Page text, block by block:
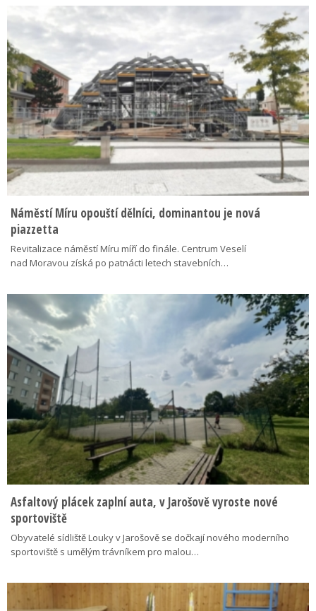
Náměstí Míru opouští dělníci, dominantou je nová
piazzetta
Revitalizace náměstí Míru míří do finále. Centrum Veselí
nad Moravou získá po patnácti letech stavebních…
Asfaltový plácek zaplní auta, v Jarošově vyroste nové
sportoviště
Obyvatelé sídliště Louky v Jarošově se dočkají nového moderního
sportoviště s umělým trávníkem pro malou…